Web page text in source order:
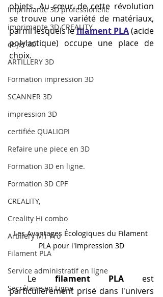
imprimante 3D professionelle
imprimante 3D CREALITY
objet 3D
ARTILLERY 3D
Formation impression 3D
SCANNER 3D
impression 3D
certifiée QUALIOPI
Refaire une piece en 3D
Formation 3D en ligne.
Formation 3D CPF
CREALITY,
Creality Hi combo
Artillery M1 Pro
Filament PLA
Service administratif en ligne
Secrétaire en Ligne
objets. Au cœur de cette révolution
se trouve une variété de matériaux,
parmi lesquels le filament PLA (acide
polylactique) occupe une place de
choix.
Les Avantages Écologiques du Filament
PLA pour l'Impression 3D
Le filament PLA est
particulièrement prisé dans l'univers